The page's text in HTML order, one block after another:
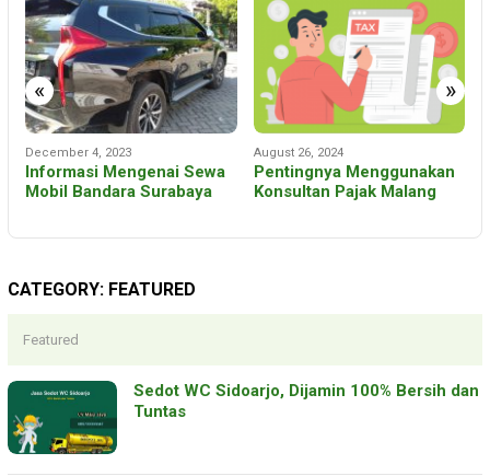
« »
December 4, 2023
Informasi Mengenai Sewa
Mobil Bandara Surabaya
August 26, 2024
Pentingnya Menggunakan
Konsultan Pajak Malang
CATEGORY: FEATURED
Featured
Sedot WC Sidoarjo, Dijamin 100% Bersih dan
Tuntas